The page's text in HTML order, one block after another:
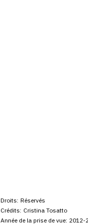
Droits: Réservés
Crédits: Cristina Tosatto
Année de la prise de vue: 2012-